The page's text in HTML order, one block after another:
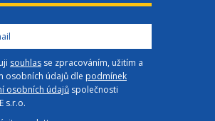
souhlas se zpracováním, užitím a
osobních údajů dle podmínek
osobních údajů společnosti
s.r.o.